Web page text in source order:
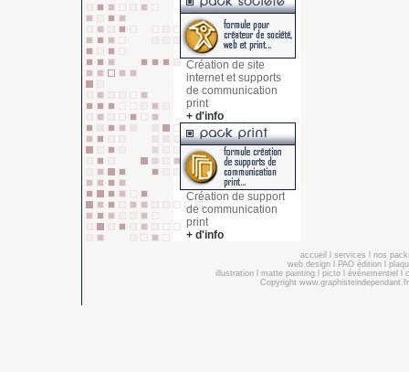
Création de site
internet et supports
de communication
print
+ d'info
Création de support
de communication
print
+ d'info
accueil services
nos
web design
PAO édition
illustrationl matte paintingl pictol événementiel
Copyright www.graphisteindependant.fr